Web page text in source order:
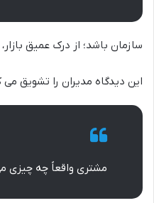
سازمان باشد؛ از درک عمیق
این دیدگاه مدیران را تشویق می
مشتری واقعاً چه چیزی